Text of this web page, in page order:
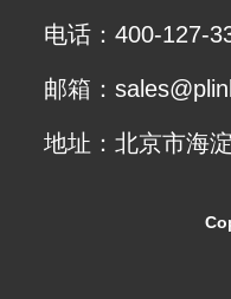
电话：400-127-
邮箱：
地址：北京市海